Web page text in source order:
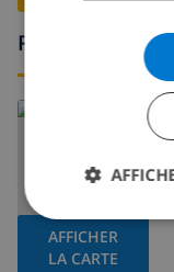
Région
AFFICHER
LA CARTE
En